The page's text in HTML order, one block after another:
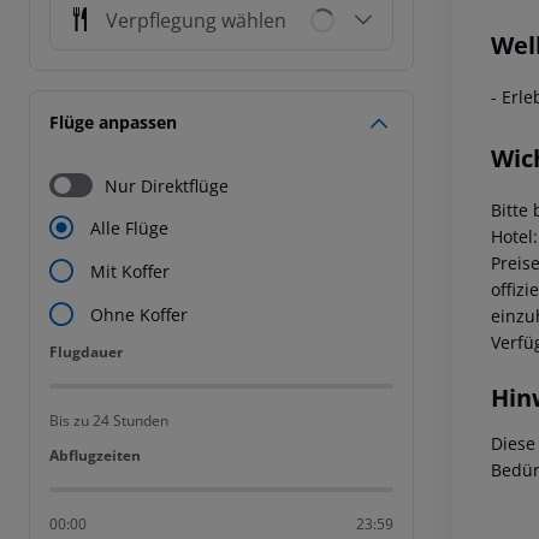
Verpflegung wählen
Flüge anpassen
Nur Direktflüge
Alle Flüge
Mit Koffer
Ohne Koffer
Flugdauer
Flugdauer
Bis zu 24 Stunden
Abflugzeiten
Abflugzeiten
00:00 23:59
-
Bitte